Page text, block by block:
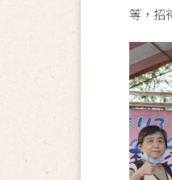
等，招